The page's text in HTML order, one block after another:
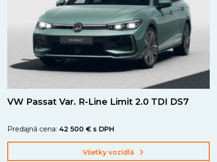
VW Passat Var. R-Line Limit 2.0 TDI DS7
Predajná cena: 42 500 € s DPH
Všetky vozidlá